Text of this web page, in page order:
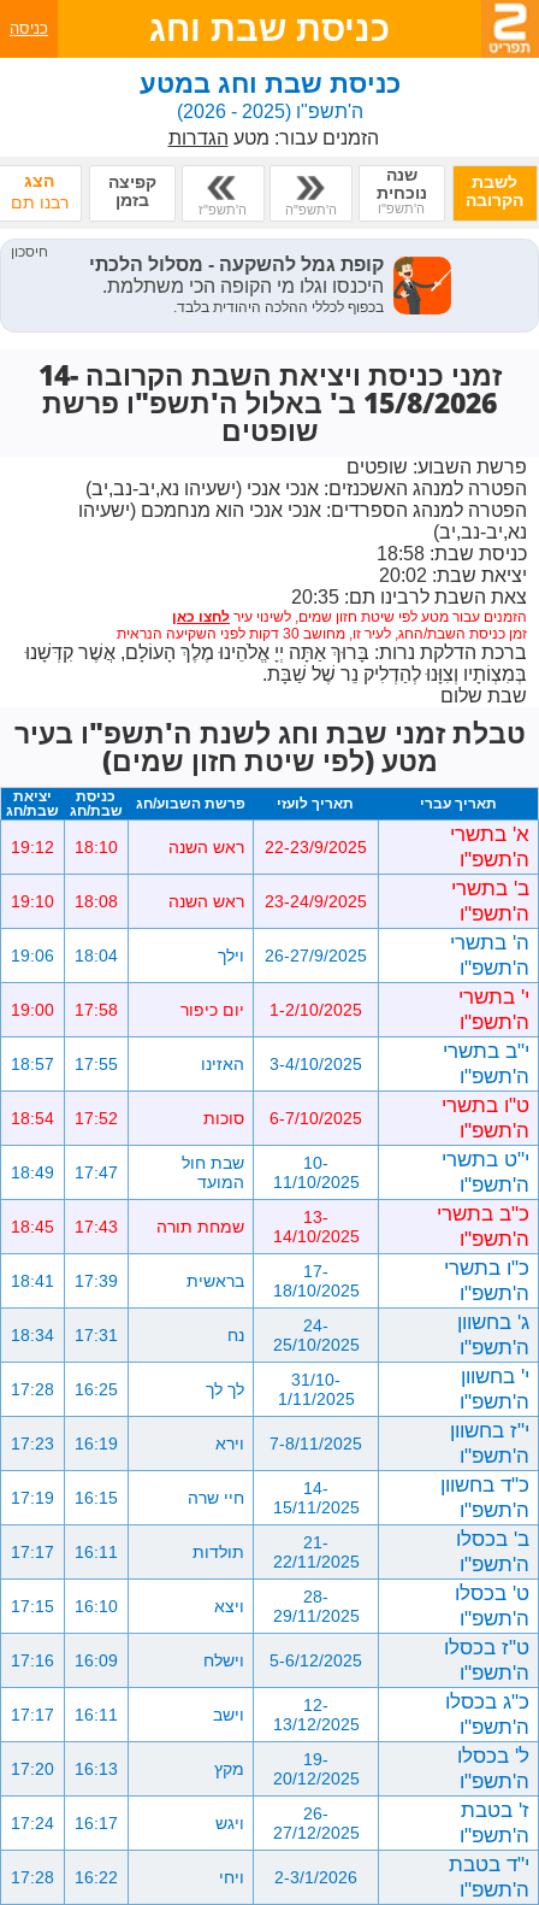
כניסת שבת וחג כניסה
כניסת שבת וחג במטע
ה'תשפ"ו(2025 - 2026)
הזמנים עבור: מטע הגדרות
לשבת
הקרובה
שנה
נוכחית
ה'תשפ"ו ה'תשפ"ה ה'תשפ"ז
קפיצה
בזמן
הצג
רבנו תם
זמני כניסת ויציאת השבת הקרובה 14-
15/8/2026 ב' באלול ה'תשפ"ו פרשת
שופטים
פרשת השבוע: שופטים
הפטרה למנהג האשכנזים: אנכי אנכי (ישעיהו נא,יב-נב,יב)
הפטרה למנהג הספרדים: אנכי אנכי הוא מנחמכם (ישעיהו
נא,יב-נב,יב)
כניסת שבת: 18:58
יציאת שבת: 20:02
צאת השבת לרבינו תם: 20:35
הזמנים עבור מטע לפי שיטת חזון שמים, לשינוי עיר
זמן כניסת השבת/החג, לעיר זו, מחושב 30 דקות לפני השקיעה הנראית
ברכת הדלקת נרות: בָּרוּךְ אַתָּה יְיָ אֱלֹהֵינוּ מֶלֶךְ הָעוֹלָם, אֲשֶׁר קִדְּשָׁנוּ
בְּמִצְוֹתָיו וְצִוָּנוּ לְהַדְלִיק נֵר שֶׁל שַׁבָּת.
שבת שלום
טבלת זמני שבת וחג לשנת ה'תשפ"ו בעיר
מטע (לפי שיטת חזון שמים)
תאריך עברי תאריך לועזי פרשת השבוע/חג
כניסת
שבת/חג
יציאת
שבת/חג
א' בתשרי
ה'תשפ"ו
22-23/9/2025 ראש השנה 18:10
19:12
ב' בתשרי
ה'תשפ"ו
23-24/9/2025 ראש השנה 18:08
19:10
ה' בתשרי
ה'תשפ"ו
26-27/9/2025 וילך 18:04
19:06
י' בתשרי
ה'תשפ"ו
1-2/10/2025 יום כיפור 17:58
19:00
י"ב בתשרי
ה'תשפ"ו
3-4/10/2025 האזינו 17:55
18:57
ט"ו בתשרי
ה'תשפ"ו
6-7/10/2025 סוכות 17:52
18:54
י"ט בתשרי
ה'תשפ"ו
10-
11/10/2025
שבת חול
המועד
17:47
18:49
כ"ב בתשרי
ה'תשפ"ו
13-
14/10/2025
שמחת תורה 17:43
18:45
כ"ו בתשרי
ה'תשפ"ו
17-
18/10/2025
בראשית 17:39
18:41
ג' בחשוון
ה'תשפ"ו
24-
25/10/2025
נח 17:31
18:34
י' בחשוון
ה'תשפ"ו
31/10-
1/11/2025
לך לך 16:25
17:28
י"ז בחשוון
ה'תשפ"ו
7-8/11/2025 וירא 16:19
17:23
כ"ד בחשוון
ה'תשפ"ו
14-
15/11/2025
חיי שרה 16:15
17:19
ב' בכסלו
ה'תשפ"ו
21-
22/11/2025
תולדות 16:11
17:17
ט' בכסלו
ה'תשפ"ו
28-
29/11/2025
ויצא 16:10
17:15
ט"ז בכסלו
ה'תשפ"ו
5-6/12/2025 וישלח 16:09
17:16
כ"ג בכסלו
ה'תשפ"ו
12-
13/12/2025
וישב 16:11
17:17
ל' בכסלו
ה'תשפ"ו
19-
20/12/2025
מקץ 16:13
17:20
ז' בטבת
ה'תשפ"ו
26-
27/12/2025
ויגש 16:17
17:24
י"ד בטבת
ה'תשפ"ו
2-3/1/2026 ויחי 16:22
17:28